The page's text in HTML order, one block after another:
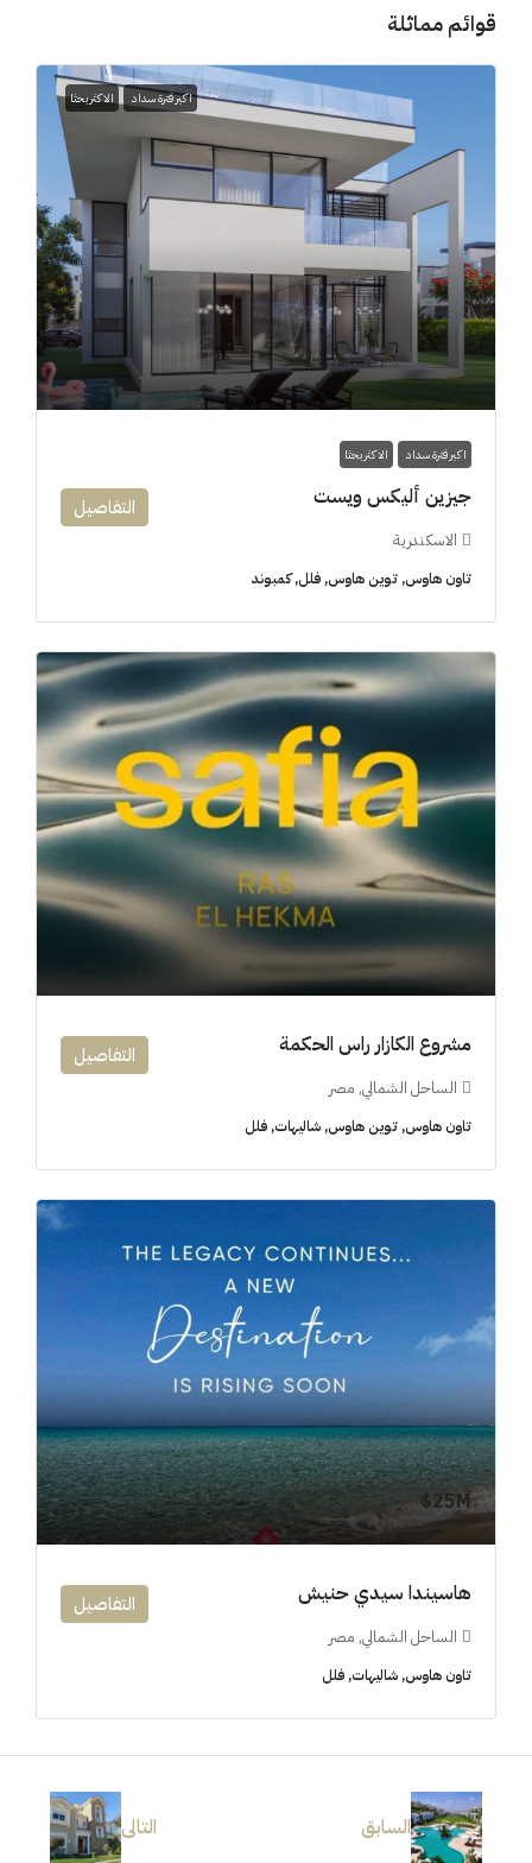
قوائم مماثلة
اكبر فترة سداد الاكثر بحثا
اكبر فترة سداد الاكثر بحثا
جيزين أليكس ويست
الاسكندرية
تاون هاوس, توين هاوس, فلل, كمبوند
التفاصيل
مشروع الكازار راس الحكمة
الساحل الشمالي, مصر
تاون هاوس, توين هاوس, شاليهات, فلل
التفاصيل
25M$
هاسيندا سيدي حنيش
الساحل الشمالي, مصر
تاون هاوس, شاليهات, فلل
التفاصيل
السابق التالى